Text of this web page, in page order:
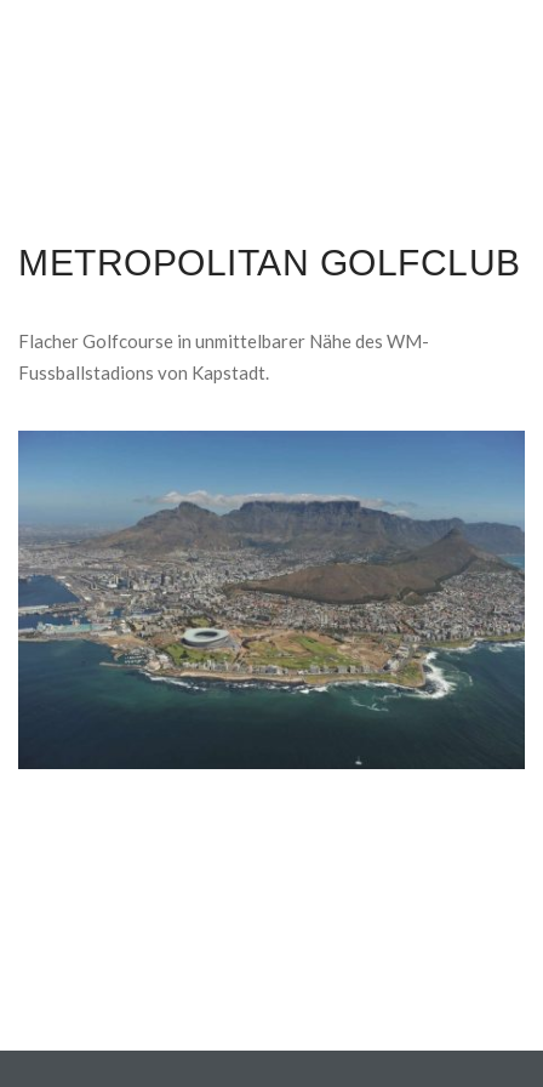
METROPOLITAN GOLFCLUB
Flacher Golfcourse in unmittelbarer Nähe des WM-
Fussballstadions von Kapstadt.